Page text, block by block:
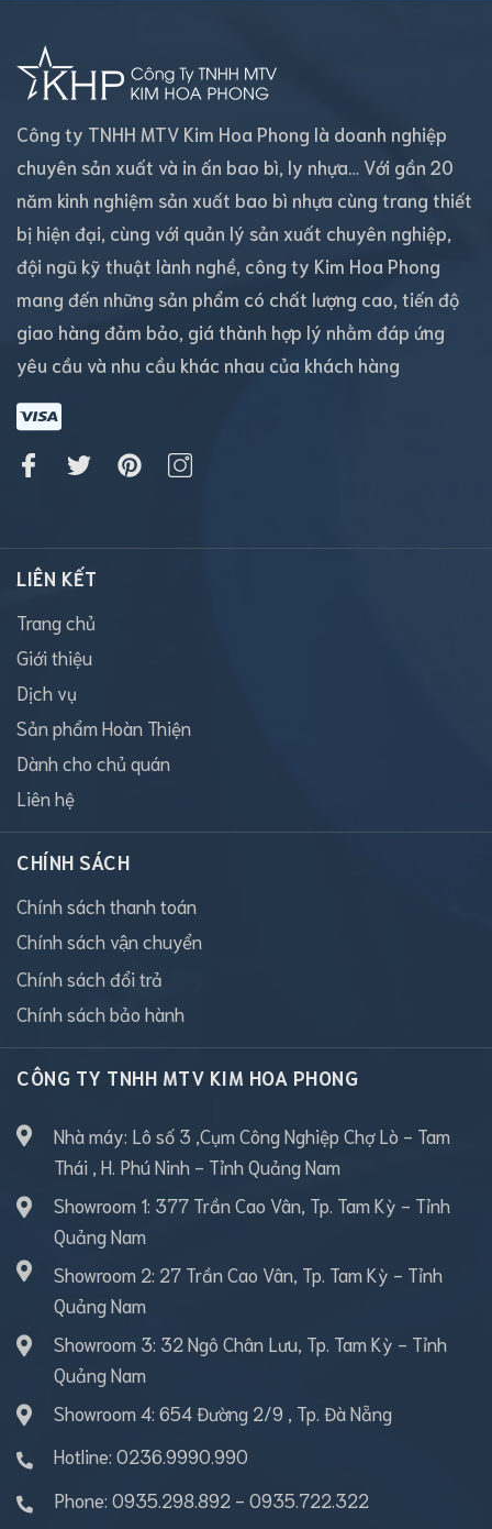
Công ty TNHH MTV Kim Hoa Phong là doanh nghiệp
chuyên sản xuất và in ấn bao bì, ly nhựa… Với gần 20
năm kinh nghiệm sản xuất bao bì nhựa cùng trang thiết
bị hiện đại, cùng với quản lý sản xuất chuyên nghiệp,
đội ngũ kỹ thuật lành nghề, công ty Kim Hoa Phong
mang đến những sản phẩm có chất lượng cao, tiến độ
giao hàng đảm bảo, giá thành hợp lý nhằm đáp ứng
yêu cầu và nhu cầu khác nhau của khách hàng
LIÊN KẾT
Trang chủ
Giới thiệu
Dịch vụ
Sản phẩm Hoàn Thiện
Dành cho chủ quán
Liên hệ
CHÍNH SÁCH
Chính sách thanh toán
Chính sách vận chuyển
Chính sách đổi trả
Chính sách bảo hành
CÔNG TY TNHH MTV KIM HOA PHONG
Nhà máy: Lô số 3 ,Cụm Công Nghiệp Chợ Lò - Tam
Thái , H. Phú Ninh - Tỉnh Quảng Nam
Showroom 1: 377 Trần Cao Vân, Tp. Tam Kỳ - Tỉnh
Quảng Nam
Showroom 2: 27 Trần Cao Vân, Tp. Tam Kỳ - Tỉnh
Quảng Nam
Showroom 3: 32 Ngô Chân Lưu, Tp. Tam Kỳ - Tỉnh
Quảng Nam
Showroom 4: 654 Đường 2/9 , Tp. Đà Nẵng
Hotline: 0236.9990.990
Phone: 0935.298.892 - 0935.722.322